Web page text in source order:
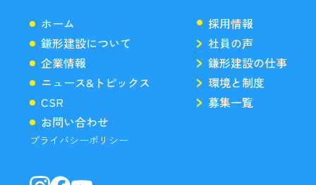
ホーム
鎌形建設について
企業情報
ニュース&トピックス
CSR
お問い合わせ
プライバシーポリシー
採用情報
社員の声
鎌形建設の仕事
環境と制度
募集一覧